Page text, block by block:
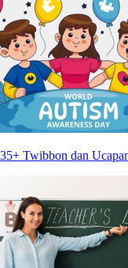
35+ Twibbon dan